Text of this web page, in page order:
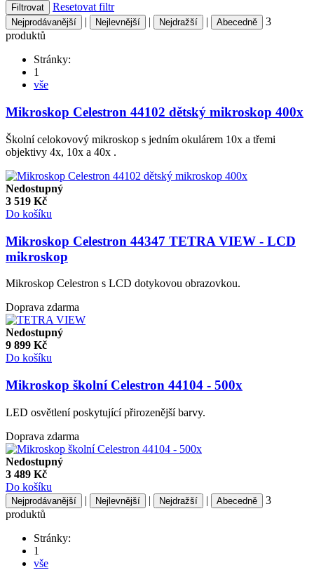
Filtrovat Resetovat filtr
Nejprodávanější Nejlevnější Nejdražší Abecedně
3
produktů
Stránky:
1
vše
Mikroskop Celestron 44102 dětský mikroskop 400x
Školní celokovový mikroskop s jedním okulárem 10x a třemi
objektivy 4x, 10x a 40x .
Nedostupný
3 519 Kč
Do košíku
Mikroskop Celestron 44347 TETRA VIEW - LCD
mikroskop
Mikroskop Celestron s LCD dotykovou obrazovkou.
Doprava zdarma
Nedostupný
9 899 Kč
Do košíku
Mikroskop školní Celestron 44104 - 500x
LED osvětlení poskytující přirozenější barvy.
Doprava zdarma
Nedostupný
3 489 Kč
Do košíku
Nejprodávanější | Nejlevnější | Nejdražší | Abecedně
3
produktů
Stránky:
1
vše